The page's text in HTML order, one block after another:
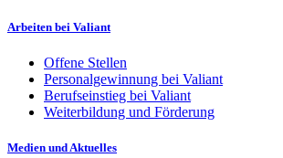
Arbeiten bei Valiant
Offene Stellen
Personalgewinnung bei Valiant
Berufseinstieg bei Valiant
Weiterbildung und Förderung
Medien und Aktuelles